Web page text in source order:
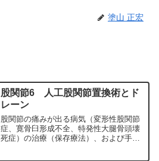
塗山 正宏
股関節6 人工股関節置換術とド
レーン
股関節の痛みが出る病気（変形性股関節
症、寛骨臼形成不全、特発性大腿骨頭壊
死症）の治療（保存療法）、および手術